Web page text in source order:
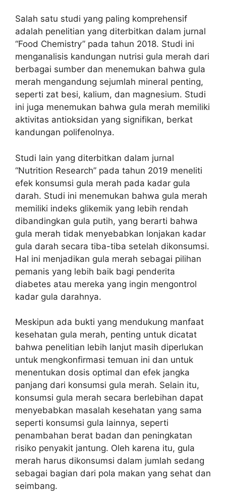
Salah satu studi yang paling komprehensif
adalah penelitian yang diterbitkan dalam jurnal
“Food Chemistry” pada tahun 2018. Studi ini
menganalisis kandungan nutrisi gula merah dari
berbagai sumber dan menemukan bahwa gula
merah mengandung sejumlah mineral penting,
seperti zat besi, kalium, dan magnesium. Studi
ini juga menemukan bahwa gula merah memiliki
aktivitas antioksidan yang signifikan, berkat
kandungan polifenolnya.
Studi lain yang diterbitkan dalam jurnal
“Nutrition Research” pada tahun 2019 meneliti
efek konsumsi gula merah pada kadar gula
darah. Studi ini menemukan bahwa gula merah
memiliki indeks glikemik yang lebih rendah
dibandingkan gula putih, yang berarti bahwa
gula merah tidak menyebabkan lonjakan kadar
gula darah secara tiba-tiba setelah dikonsumsi.
Hal ini menjadikan gula merah sebagai pilihan
pemanis yang lebih baik bagi penderita
diabetes atau mereka yang ingin mengontrol
kadar gula darahnya.
Meskipun ada bukti yang mendukung manfaat
kesehatan gula merah, penting untuk dicatat
bahwa penelitian lebih lanjut masih diperlukan
untuk mengkonfirmasi temuan ini dan untuk
menentukan dosis optimal dan efek jangka
panjang dari konsumsi gula merah. Selain itu,
konsumsi gula merah secara berlebihan dapat
menyebabkan masalah kesehatan yang sama
seperti konsumsi gula lainnya, seperti
penambahan berat badan dan peningkatan
risiko penyakit jantung. Oleh karena itu, gula
merah harus dikonsumsi dalam jumlah sedang
sebagai bagian dari pola makan yang sehat dan
seimbang.